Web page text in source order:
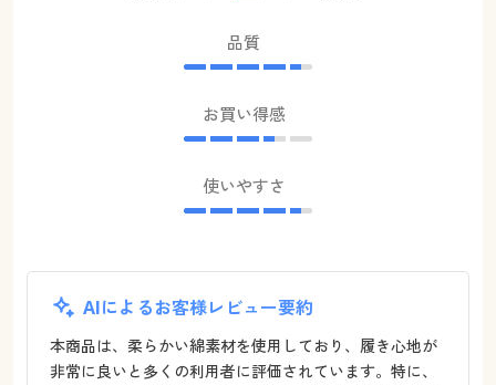
品質
お買い得感
使いやすさ
AIによるお客様レビュー要約
本商品は、柔らかい綿素材を使用しており、履き心地が
非常に良いと多くの利用者に評価されています。特に、